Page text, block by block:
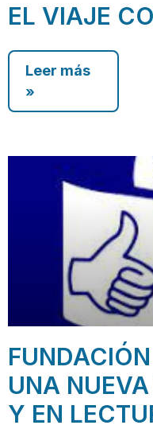
EL VIAJE
Leer más
»
UNA
Y EN